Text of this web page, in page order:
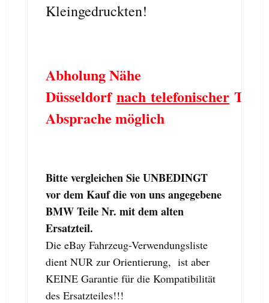
Kleingedruckten!
Abholung Nähe
Düsseldorfnach telefonischer
Absprache möglich
Bitte vergleichen Sie UNBEDINGT
vor dem Kauf die von uns angegebene
BMW Teile Nr. mit dem alten
Ersatzteil.
Die eBay Fahrzeug-Verwendungsliste
dient NUR zur Orientierung, ist aber
KEINE Garantie für die Kompatibilität
des Ersatzteiles!!!